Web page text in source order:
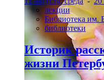
лекции
Библиотека им.
библиотеки
Историк
жизни